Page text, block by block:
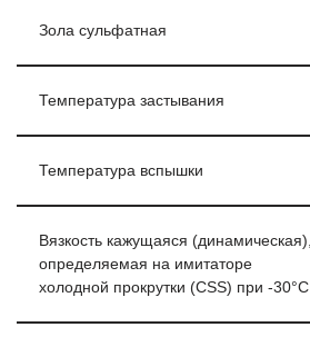
Зола сульфатная
Температура застывания
Температура вспышки
Вязкость кажущаяся (динамическая),
определяемая на имитаторе
холодной прокрутки (CSS) при -30°C